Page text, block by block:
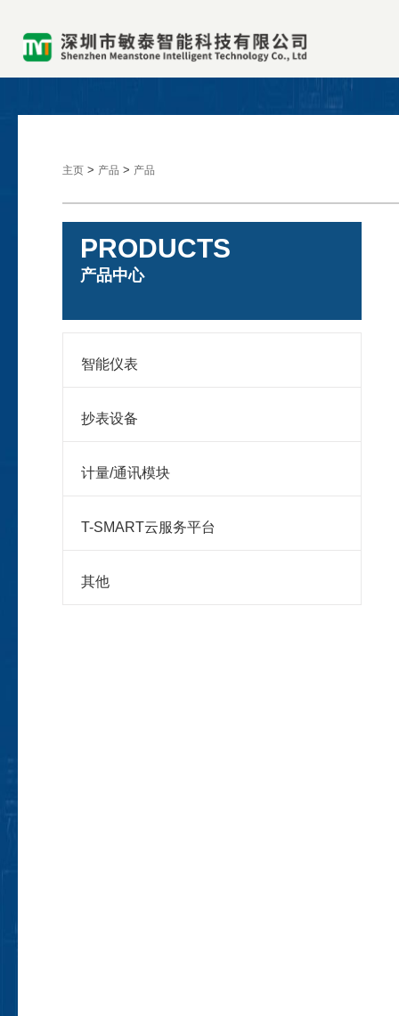
主页 > 产品 > 产品
PRODUCTS
产品中心
智能仪表
抄表设备
计量/通讯模块
T-SMART云服务平台
其他